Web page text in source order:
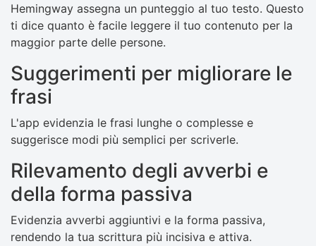
Hemingway assegna un punteggio al tuo testo. Questo
ti dice quanto è facile leggere il tuo contenuto per la
maggior parte delle persone.
Suggerimenti per migliorare le
frasi
L'app evidenzia le frasi lunghe o complesse e
suggerisce modi più semplici per scriverle.
Rilevamento degli avverbi e
della forma passiva
Evidenzia avverbi aggiuntivi e la forma passiva,
rendendo la tua scrittura più incisiva e attiva.